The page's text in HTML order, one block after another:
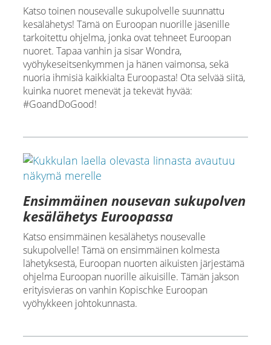
Katso toinen nousevalle sukupolvelle suunnattu
kesälähetys! Tämä on Euroopan nuorille jäsenille
tarkoitettu ohjelma, jonka ovat tehneet Euroopan
nuoret. Tapaa vanhin ja sisar Wondra,
vyöhykeseitsenkymmen ja hänen vaimonsa, sekä
nuoria ihmisiä kaikkialta Euroopasta! Ota selvää siitä,
kuinka nuoret menevät ja tekevät hyvää:
#GoandDoGood!
Ensimmäinen nousevan sukupolven
kesälähetys Euroopassa
Katso ensimmäinen kesälähetys nousevalle
sukupolvelle! Tämä on ensimmäinen kolmesta
lähetyksestä, Euroopan nuorten aikuisten järjestämä
ohjelma Euroopan nuorille aikuisille. Tämän jakson
erityisvieras on vanhin Kopischke Euroopan
vyöhykkeen johtokunnasta.